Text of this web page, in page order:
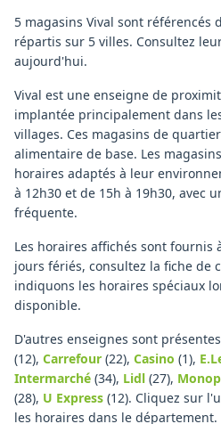
5 magasins Vival sont référencés
répartis sur 5 villes. Consultez
aujourd'hui.
Vival est une enseigne de
implantée principalement dans
villages. Ces magasins de
alimentaire de base. Les
horaires adaptés à leur
à 12h30 et de 15h à 19h30, avec
fréquente.
Les horaires affichés sont fournis
jours fériés, consultez la fiche de
indiquons les horaires spéciaux
disponible.
D'autres enseignes sont
(12), Carrefour (22), Casino (1),
Intermarché (34), Lidl (27),
(28), U Express (12). Cliquez sur
les horaires dans le département.